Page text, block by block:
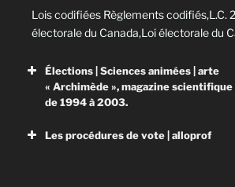
Lois codifiées Règlements codifiés,L.C.
électorale du Canada,Loi électorale du
Élections | Sciences animées | arte
« Archimède », magazine
de 1994 à 2003.
Les procédures de vote | alloprof